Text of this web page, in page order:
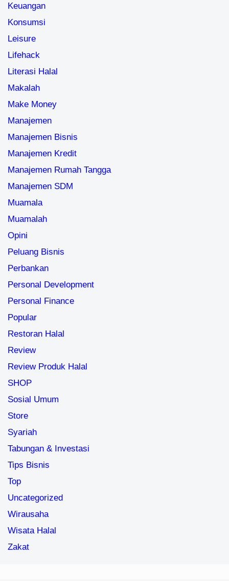
Keuangan
Konsumsi
Leisure
Lifehack
Literasi Halal
Makalah
Make Money
Manajemen
Manajemen Bisnis
Manajemen Kredit
Manajemen Rumah Tangga
Manajemen SDM
Muamala
Muamalah
Opini
Peluang Bisnis
Perbankan
Personal Development
Personal Finance
Popular
Restoran Halal
Review
Review Produk Halal
SHOP
Sosial Umum
Store
Syariah
Tabungan & Investasi
Tips Bisnis
Top
Uncategorized
Wirausaha
Wisata Halal
Zakat